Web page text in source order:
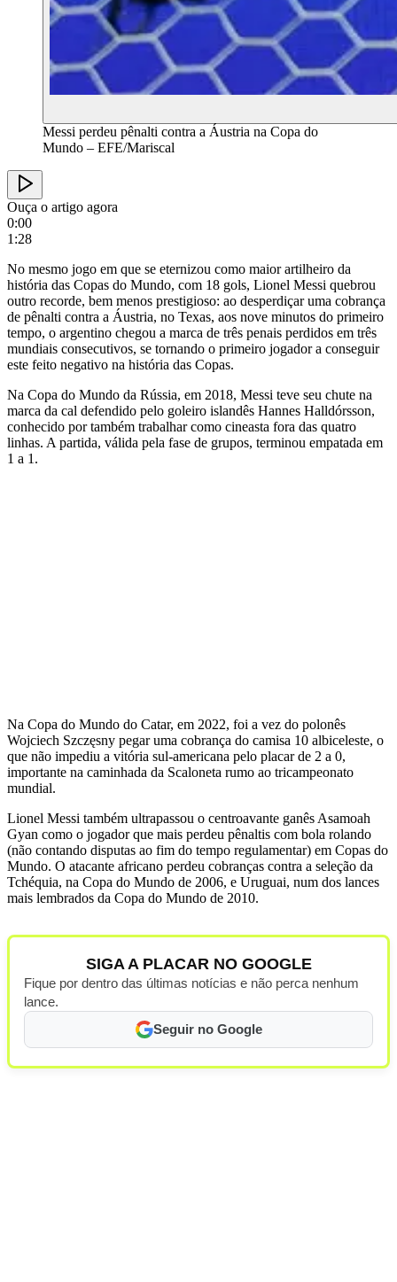
Messi perdeu pênalti contra a Áustria na Copa do
Mundo – EFE/Mariscal
Ouça o artigo agora
0:00
1:28
No mesmo jogo em que se eternizou como maior artilheiro da
história das Copas do Mundo, com 18 gols, Lionel Messi quebrou
outro recorde, bem menos prestigioso: ao desperdiçar uma cobrança
de pênalti contra a Áustria, no Texas, aos nove minutos do primeiro
tempo, o argentino chegou a marca de três penais perdidos em três
mundiais consecutivos, se tornando o primeiro jogador a conseguir
este feito negativo na história das Copas.
Na Copa do Mundo da Rússia, em 2018, Messi teve seu chute na
marca da cal defendido pelo goleiro islandês Hannes Halldórsson,
conhecido por também trabalhar como cineasta fora das quatro
linhas. A partida, válida pela fase de grupos, terminou empatada em
1 a 1.
Na Copa do Mundo do Catar, em 2022, foi a vez do polonês
Wojciech Szczęsny pegar uma cobrança do camisa 10 albiceleste, o
que não impediu a vitória sul-americana pelo placar de 2 a 0,
importante na caminhada da Scaloneta rumo ao tricampeonato
mundial.
Lionel Messi também ultrapassou o centroavante ganês Asamoah
Gyan como o jogador que mais perdeu pênaltis com bola rolando
(não contando disputas ao fim do tempo regulamentar) em Copas do
Mundo. O atacante africano perdeu cobranças contra a seleção da
Tchéquia, na Copa do Mundo de 2006, e Uruguai, num dos lances
mais lembrados da Copa do Mundo de 2010.
SIGA A PLACAR NO GOOGLE
Fique por dentro das últimas notícias e não perca nenhum
lance.
Seguir no Google